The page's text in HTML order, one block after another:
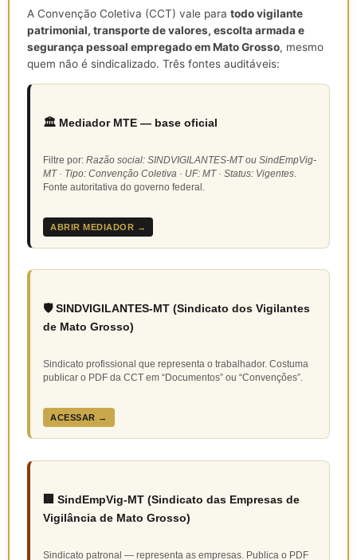
A Convenção Coletiva (CCT) vale para todo vigilante
patrimonial, transporte de valores, escolta armada e
segurança pessoal empregado em Mato Grosso, mesmo
quem não é sindicalizado. Três fontes auditáveis:
🏛️ Mediador MTE — base oficial
Filtre por: Razão social: SINDVIGILANTES-MT ou SindEmpVig-
MT · Tipo: Convenção Coletiva · UF: MT · Status: Vigentes.
Fonte autoritativa do governo federal.
ABRIR MEDIADOR →
🛡️ SINDVIGILANTES-MT (Sindicato dos Vigilantes
de Mato Grosso)
Sindicato profissional que representa o trabalhador. Costuma
publicar o PDF da CCT em “Documentos” ou “Convenções”.
ACESSAR →
🏢 SindEmpVig-MT (Sindicato das Empresas de
Vigilância de Mato Grosso)
Sindicato patronal — representa as empresas. Publica o PDF